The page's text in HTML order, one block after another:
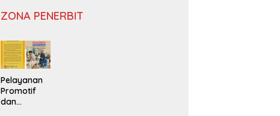
ZONA PENERBIT
Pelayanan
Promotif
dan